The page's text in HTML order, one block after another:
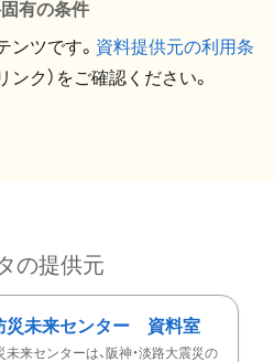
有の条件
ツです。 資料提供元の利用条
ンク）をご確認ください。
の提供元
災未来センター 資料室
未来センターは、阪神・淡路大震災の